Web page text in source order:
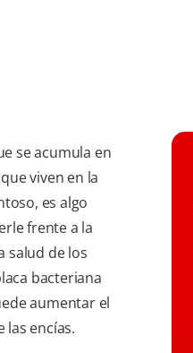
se acumula en
viven en la
es algo
frente a la
salud de los
bacteriana
aumentar el
las encías.